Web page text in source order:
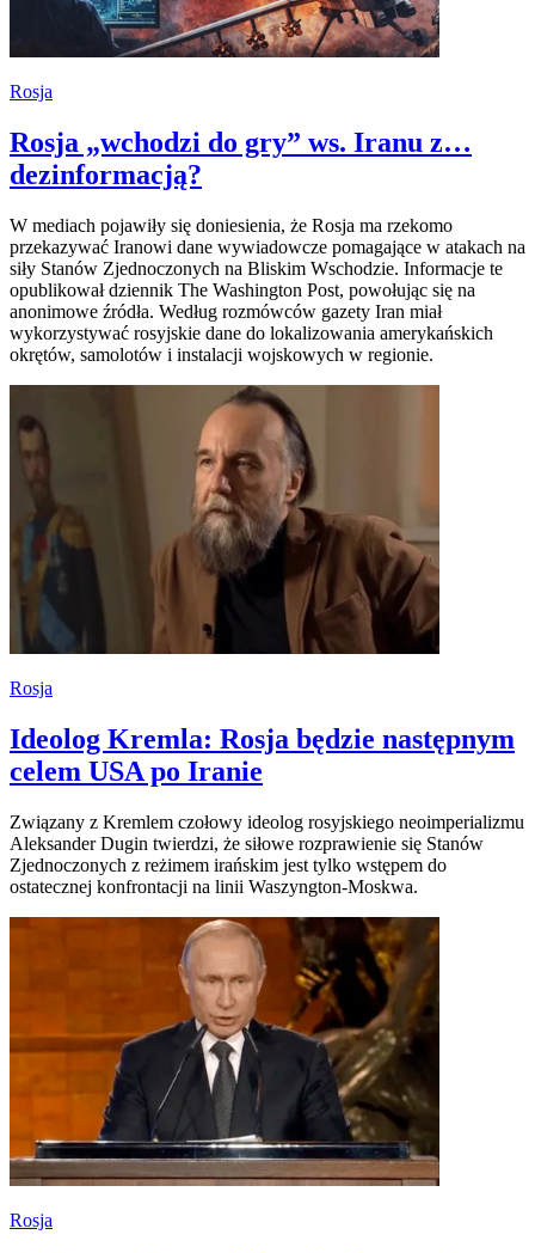
Rosja
Rosja „wchodzi do gry” ws. Iranu z…
dezinformacją?
W mediach pojawiły się doniesienia, że Rosja ma rzekomo
przekazywać Iranowi dane wywiadowcze pomagające w atakach na
siły Stanów Zjednoczonych na Bliskim Wschodzie. Informacje te
opublikował dziennik The Washington Post, powołując się na
anonimowe źródła. Według rozmówców gazety Iran miał
wykorzystywać rosyjskie dane do lokalizowania amerykańskich
okrętów, samolotów i instalacji wojskowych w regionie.
Rosja
Ideolog Kremla: Rosja będzie następnym
celem USA po Iranie
Związany z Kremlem czołowy ideolog rosyjskiego neoimperializmu
Aleksander Dugin twierdzi, że siłowe rozprawienie się Stanów
Zjednoczonych z reżimem irańskim jest tylko wstępem do
ostatecznej konfrontacji na linii Waszyngton-Moskwa.
Rosja